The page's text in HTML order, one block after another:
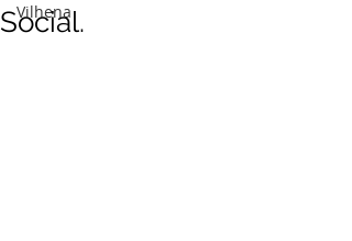
Vilhena
Social.